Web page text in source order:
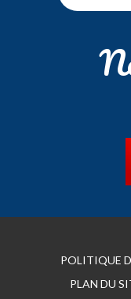
POLITIQUE
PLAN DU